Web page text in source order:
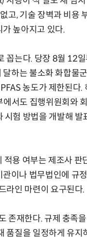
고, 기술 장벽과 비용
높아지고 있다.
꼽는다. 당장 8월 12
하는 불소화 화합물
농도가 제한된다
서도 집행위원회와
험 방법을 개발해 발
적용 여부는 제조사
이나 법무법인에 규
라인 마련이 요구된다.
존재한다. 규제 충족
품질을 일정하게 유